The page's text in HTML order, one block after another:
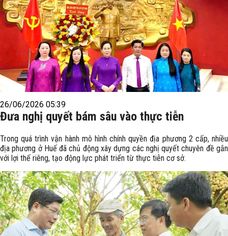
26/06/2026 05:39
Đưa nghị quyết bám sâu vào thực tiễn
Trong quá trình vận hành mô hình chính quyền địa phương 2 cấp, nhiều
địa phương ở Huế đã chủ động xây dựng các nghị quyết chuyên đề gắn
với lợi thế riêng, tạo động lực phát triển từ thực tiễn cơ sở.